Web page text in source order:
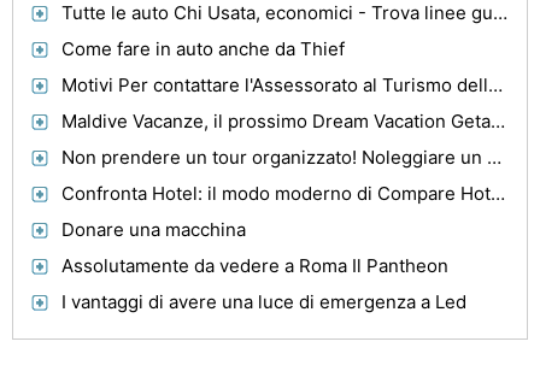
Tutte le auto Chi Usata, economici - Trova linee guida Worthwhile
Come fare in auto anche da Thief
Motivi Per contattare l'Assessorato al Turismo della città che si desidera visitare
Maldive Vacanze, il prossimo Dream Vacation Getaway
Non prendere un tour organizzato! Noleggiare un minibus a Sydney e vedere il meglio di Sydney ha da offrire
Confronta Hotel: il modo moderno di Compare Hotel di cambio
Donare una macchina
Assolutamente da vedere a Roma Il Pantheon
I vantaggi di avere una luce di emergenza a Led